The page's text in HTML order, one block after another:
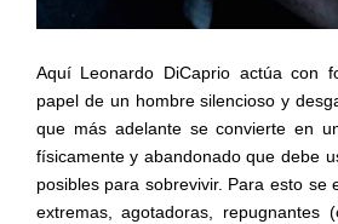
Aquí Leonardo DiCaprio actúa con
papel de un hombre silencioso y
que más adelante se convierte en
físicamente y abandonado que debe
posibles para sobrevivir. Para esto se
extremas, agotadoras, repugnantes